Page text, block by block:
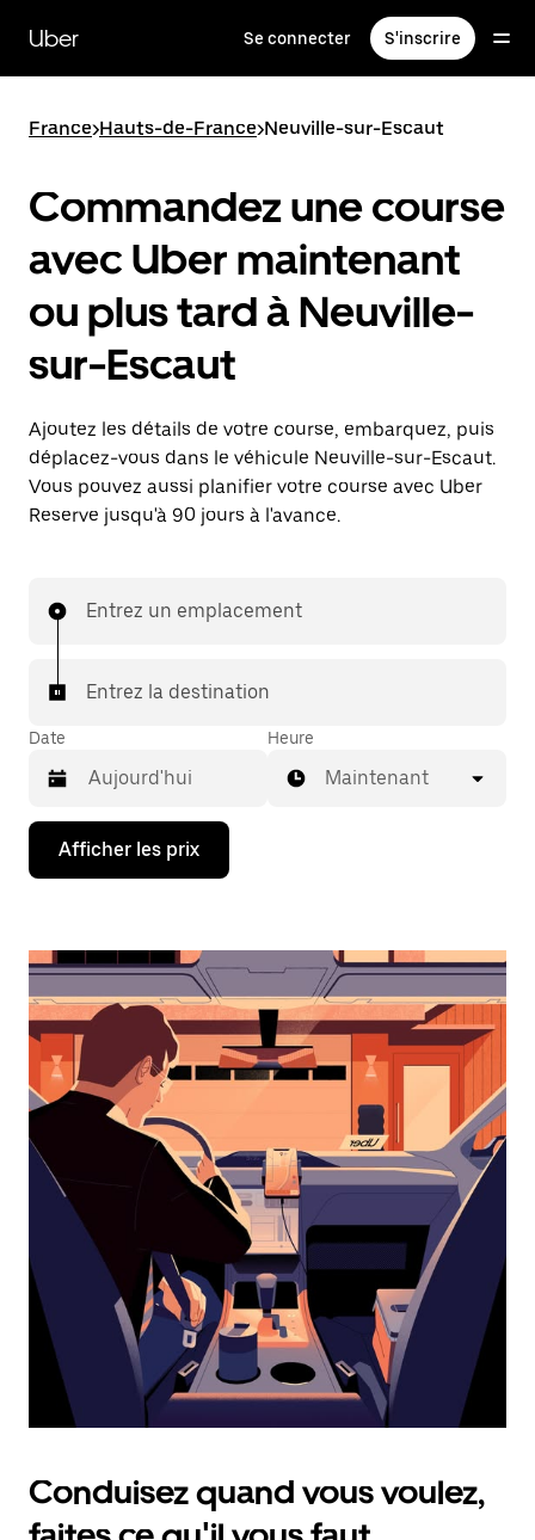
contenu
principal
Uber Se connecter S'inscrire
France>Hauts-de-France>Neuville-sur-Escaut
Commandez une course
avec Uber maintenant
ou plus tard à Neuville-
sur-Escaut
Ajoutez les détails de votre course, embarquez, puis
déplacez-vous dans le véhicule Neuville-sur-Escaut.
Vous pouvez aussi planifier votre course avec Uber
Reserve jusqu'à 90 jours à l'avance.
Entrez un emplacement
Entrez la destination
Date
Appuyez
la
bas
interagir
avec
calendrier
et
sélectionner
une
date.
Appuyez
d'échappement
pour
fermer
calendrier.
Heure
Maintenant
Afficher les prix
Conduisez quand vous voulez,